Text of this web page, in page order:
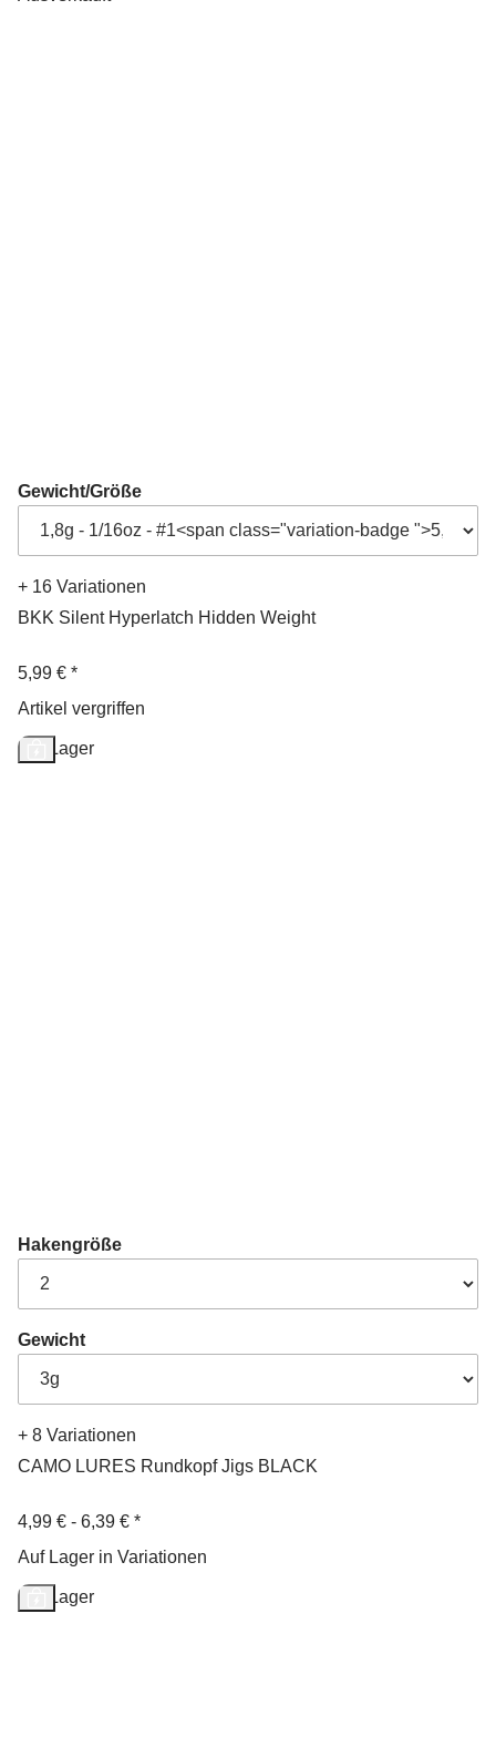
Gewicht/Größe
+ 16 Variationen
BKK Silent Hyperlatch Hidden Weight
5,99 € *
Artikel vergriffen
Auf Lager
Hakengröße
Gewicht
+ 8 Variationen
CAMO LURES Rundkopf Jigs BLACK
4,99 € - 6,39 € *
Auf Lager in Variationen
Auf Lager